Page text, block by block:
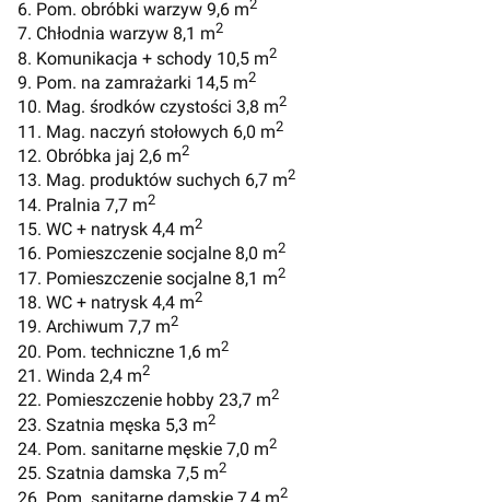
6. Pom. obróbki warzyw 9,6 m2
7. Chłodnia warzyw 8,1 m2
8. Komunikacja + schody 10,5 m2
9. Pom. na zamrażarki 14,5 m2
10. Mag. środków czystości 3,8 m2
11. Mag. naczyń stołowych 6,0 m2
12. Obróbka jaj 2,6 m2
13. Mag. produktów suchych 6,7 m2
14. Pralnia 7,7 m2
15. WC + natrysk 4,4 m2
16. Pomieszczenie socjalne 8,0 m2
17. Pomieszczenie socjalne 8,1 m2
18. WC + natrysk 4,4 m2
19. Archiwum 7,7 m2
20. Pom. techniczne 1,6 m2
21. Winda 2,4 m2
22. Pomieszczenie hobby 23,7 m2
23. Szatnia męska 5,3 m2
24. Pom. sanitarne męskie 7,0 m2
25. Szatnia damska 7,5 m2
2